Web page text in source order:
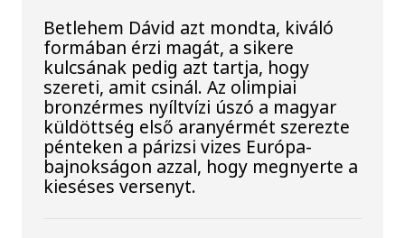
Betlehem Dávid azt mondta, kiváló
formában érzi magát, a sikere
kulcsának pedig azt tartja, hogy
szereti, amit csinál. Az olimpiai
bronzérmes nyíltvízi úszó a magyar
küldöttség első aranyérmét szerezte
pénteken a párizsi vizes Európa-
bajnokságon azzal, hogy megnyerte a
kieséses versenyt.